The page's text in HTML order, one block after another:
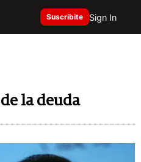
Suscribite Sign In
la deuda